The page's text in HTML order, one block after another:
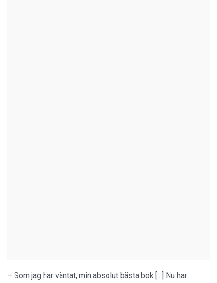
– Som jag har väntat, min absolut bästa bok [...] Nu har